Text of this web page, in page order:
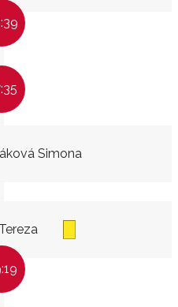
Simona